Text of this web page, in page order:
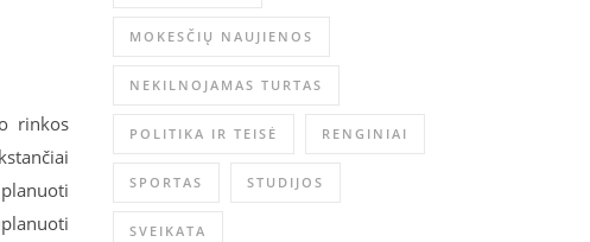
rinkos
MOKESČIŲ NAUJIENOS
NEKILNOJAMAS TURTAS
POLITIKA IR TEISĖ RENGINIAI
SPORTAS STUDIJOS
SVEIKATA